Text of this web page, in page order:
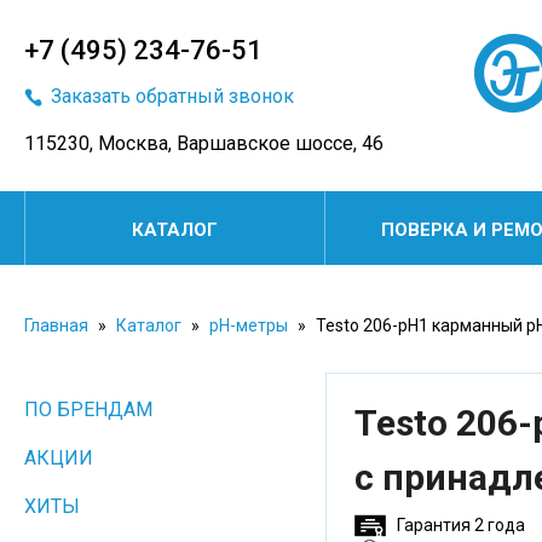
+7 (495) 234-76-51
Заказать обратный звонок
115230, Москва, Варшавское шоссе, 46
КАТАЛОГ ПОВЕРКА И
Главная » Каталог » pH-метры » Testo 206-pH1 карманный
Testo
с
Гарантия 2 года
ПО БРЕНДАМ
АКЦИИ
ХИТЫ